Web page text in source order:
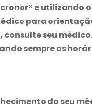
® e utilizando
para
seu médico.
sempre os
do seu